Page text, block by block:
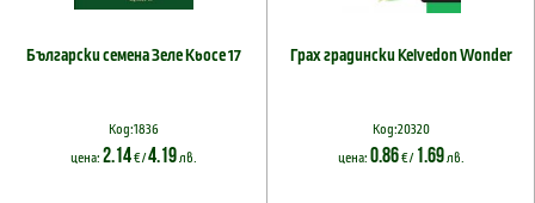
Български семена Зеле Кьосе 17
Код:1836
цена: 2.14€ /4.19лв.
Грах градински Kelvedon Wonder
Код:20320
цена: 0.86€ / 1.69лв.